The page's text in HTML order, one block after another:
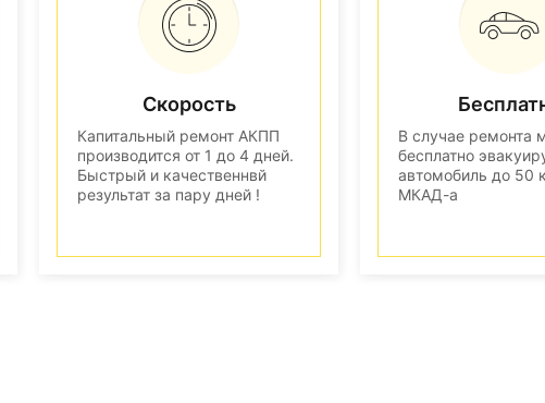
Скорость
Капитальный ремонт АКПП
производится от 1 до 4 дней.
Быстрый и качественнвй
результат за пару дней !
В случае ремонта
бесплатно
автомобиль до 50
МКАД-а